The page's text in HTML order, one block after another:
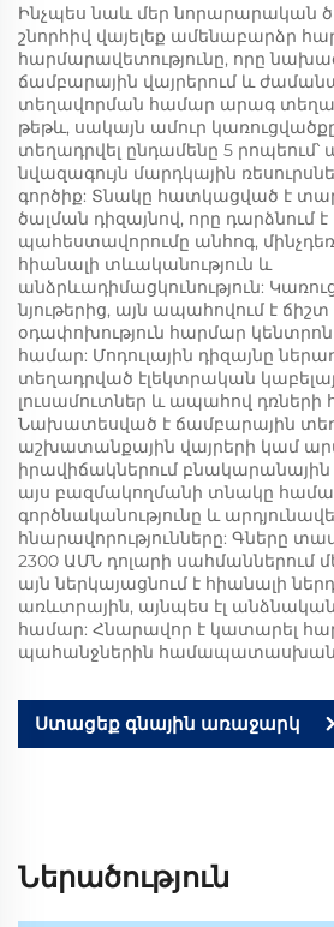
Ինչպես նաև մեր նորարարական
շնորհիվ վայելեք ամենաբարձր
հարմարավետությունը, որը
ճամբարային վայրերում և
տեղավորման համար արագ
թեթև, սակայն ամուր
տեղադրվել ընդամենը 5 րոպեում՝
նվազագույն մարդկային
գործիք: Տնակը հատկացված է
ծալման դիզայնով, որը դարձնում
պահեստավորումը անհոգ,
հիանալի տևականություն և
անձրևադիմացկունություն:
նյութերից, այն ապահովում է
օդափոխություն հարմար
համար: Մոդուլային դիզայնը
տեղադրված էլեկտրական
լուսամուտներ և ապահով
Նախատեսված է ճամբարային
աշխատանքային վայրերի կամ
իրավիճակներում բնակարանային
այս բազմակողմանի տնակը
գործնականությունը և
հնարավորությունները: Գները
2300 ԱՄՆ դոլարի սահմաններում
այն ներկայացնում է հիանալի
առևտրային, այնպես էլ
համար: Հնարավոր է կատարել
պահանջներին
Ստացեք գնային առաջարկ
Ներածություն